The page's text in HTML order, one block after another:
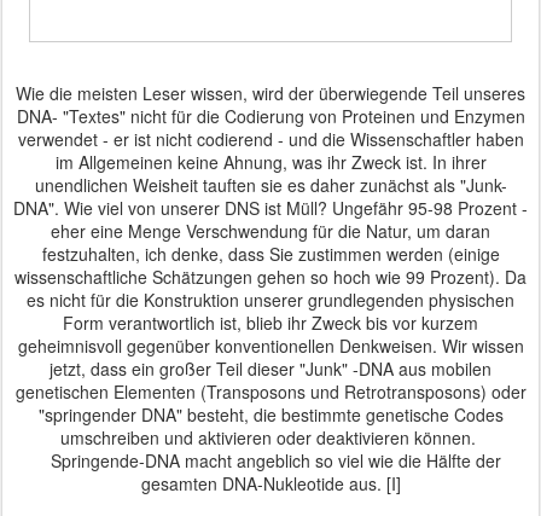
Wie die meisten Leser wissen, wird der überwiegende Teil unseres
DNA- "Textes" nicht für die Codierung von Proteinen und Enzymen
verwendet - er ist nicht codierend - und die Wissenschaftler haben
im Allgemeinen keine Ahnung, was ihr Zweck ist. In ihrer
unendlichen Weisheit tauften sie es daher zunächst als "Junk-
DNA". Wie viel von unserer DNS ist Müll? Ungefähr 95-98 Prozent -
eher eine Menge Verschwendung für die Natur, um daran
festzuhalten, ich denke, dass Sie zustimmen werden (einige
wissenschaftliche Schätzungen gehen so hoch wie 99 Prozent). Da
es nicht für die Konstruktion unserer grundlegenden physischen
Form verantwortlich ist, blieb ihr Zweck bis vor kurzem
geheimnisvoll gegenüber konventionellen Denkweisen. Wir wissen
jetzt, dass ein großer Teil dieser "Junk" -DNA aus mobilen
genetischen Elementen (Transposons und Retrotransposons) oder
"springender DNA" besteht, die bestimmte genetische Codes
umschreiben und aktivieren oder deaktivieren können.
Springende-DNA macht angeblich so viel wie die Hälfte der
gesamten DNA-Nukleotide aus. [I]